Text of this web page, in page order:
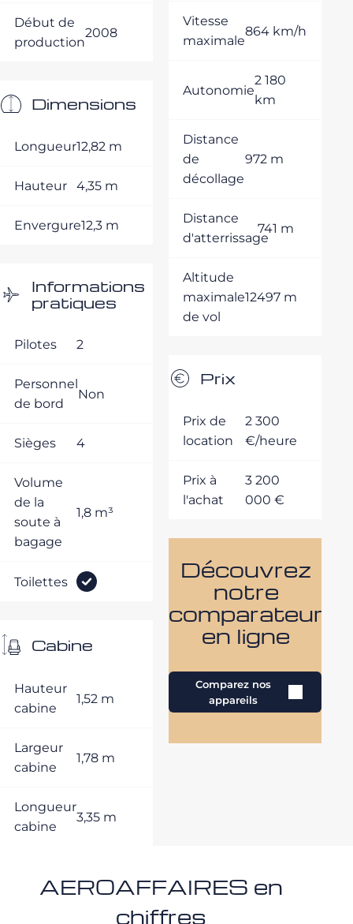
Début de
production
2008
Dimensions
Longueur12,82 m
Hauteur 4,35 m
Envergure12,3 m
Informations
pratiques
Pilotes 2
Personnel
de bord
Non
Sièges 4
Volume
de la
soute à
bagage
1,8 m³
Toilettes
Cabine
Hauteur
cabine
1,52 m
Largeur
cabine
1,78 m
Longueur
cabine
3,35 m
Vitesse
maximale
864 km/h
Autonomie
2 180
km
Distance
de
décollage
972 m
Distance
d'atterrissage
741 m
Altitude
maximale
de vol
12497 m
Prix
Prix de
location
2 300
€/heure
Prix à
l'achat
3 200
000 €
Découvrez
notre
comparateur
en ligne
Comparez nos
appareils
AEROAFFAIRES en
chiffres